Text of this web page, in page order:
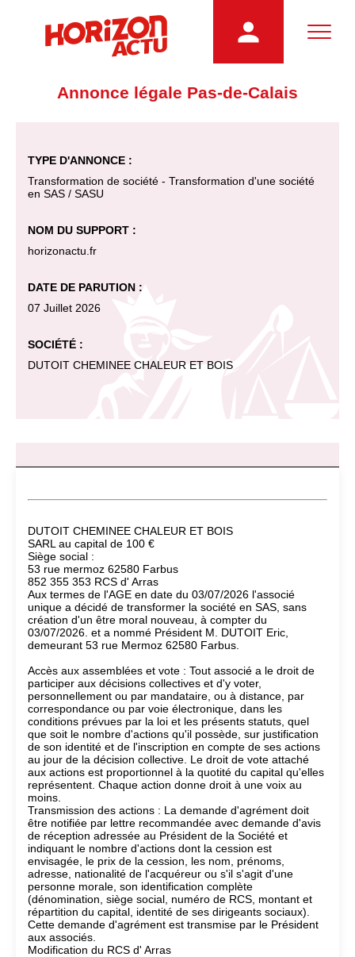
Annonce légale Pas-de-Calais
TYPE D'ANNONCE :
Transformation de société - Transformation d'une société
en SAS / SASU
NOM DU SUPPORT :
horizonactu.fr
DATE DE PARUTION :
07 Juillet 2026
SOCIÉTÉ :
DUTOIT CHEMINEE CHALEUR ET BOIS
DUTOIT CHEMINEE CHALEUR ET BOIS
SARL au capital de 100 €
Siège social :
53 rue mermoz 62580 Farbus
852 355 353 RCS d' Arras
Aux termes de l'AGE en date du 03/07/2026 l'associé
unique a décidé de transformer la société en SAS, sans
création d'un être moral nouveau, à compter du
03/07/2026. et a nommé Président M. DUTOIT Eric,
demeurant 53 rue Mermoz 62580 Farbus.
Accès aux assemblées et vote : Tout associé a le droit de
participer aux décisions collectives et d'y voter,
personnellement ou par mandataire, ou à distance, par
correspondance ou par voie électronique, dans les
conditions prévues par la loi et les présents statuts, quel
que soit le nombre d'actions qu'il possède, sur justification
de son identité et de l'inscription en compte de ses actions
au jour de la décision collective. Le droit de vote attaché
aux actions est proportionnel à la quotité du capital qu'elles
représentent. Chaque action donne droit à une voix au
moins.
Transmission des actions : La demande d'agrément doit
être notifiée par lettre recommandée avec demande d'avis
de réception adressée au Président de la Société et
indiquant le nombre d'actions dont la cession est
envisagée, le prix de la cession, les nom, prénoms,
adresse, nationalité de l'acquéreur ou s'il s'agit d'une
personne morale, son identification complète
(dénomination, siège social, numéro de RCS, montant et
répartition du capital, identité de ses dirigeants sociaux).
Cette demande d'agrément est transmise par le Président
aux associés.
Modification du RCS d' Arras